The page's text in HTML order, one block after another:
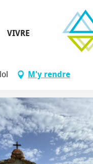
VIVRE
M'y rendre